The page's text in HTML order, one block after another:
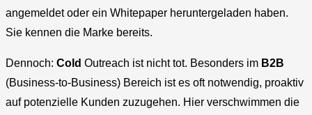
angemeldet oder ein Whitepaper heruntergeladen haben.
Sie kennen die Marke bereits.
Dennoch: Cold Outreach ist nicht tot. Besonders im B2B
(Business-to-Business) Bereich ist es oft notwendig, proaktiv
auf potenzielle Kunden zuzugehen. Hier verschwimmen die